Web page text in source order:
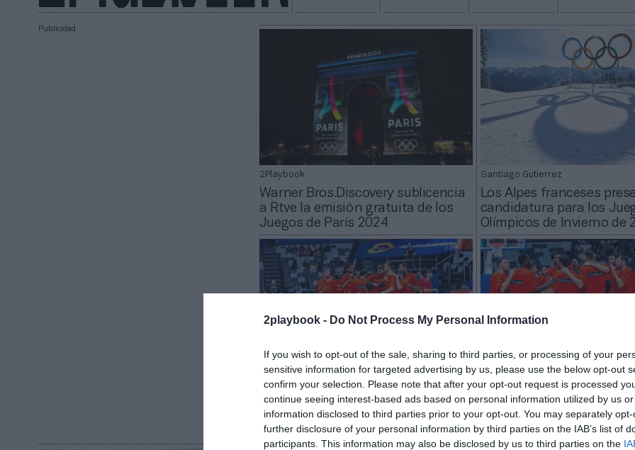
2playbook - Do Not Process My Personal Information
If you wish to opt-out of the sale, sharing to third parties, or processing of your
sensitive information for targeted advertising by us, please use the below opt-out
confirm your selection. Please note that after your opt-out request is processed
continue seeing interest-based ads based on personal information utilized by us
information disclosed to third parties prior to your opt-out. You may separately
further disclosure of your personal information by third parties on the IAB’s list of
participants. This information may also be disclosed by us to third parties on the
Publicidad
2Playbook
Warner Bros.Discovery sublicencia
a Rtve la emisión gratuita de los
Juegos de París 2024
Juan Espinós
La Fiba adjudica a Valencia una de
las cuatro sedes del Preolímpico
2024
Santiago Gutierrez
Los Alpes franceses
candidatura para los
Olímpicos de Invierno de
Santiago Gutierrez
Valencia presenta su
para acoger el
masculino de baloncesto